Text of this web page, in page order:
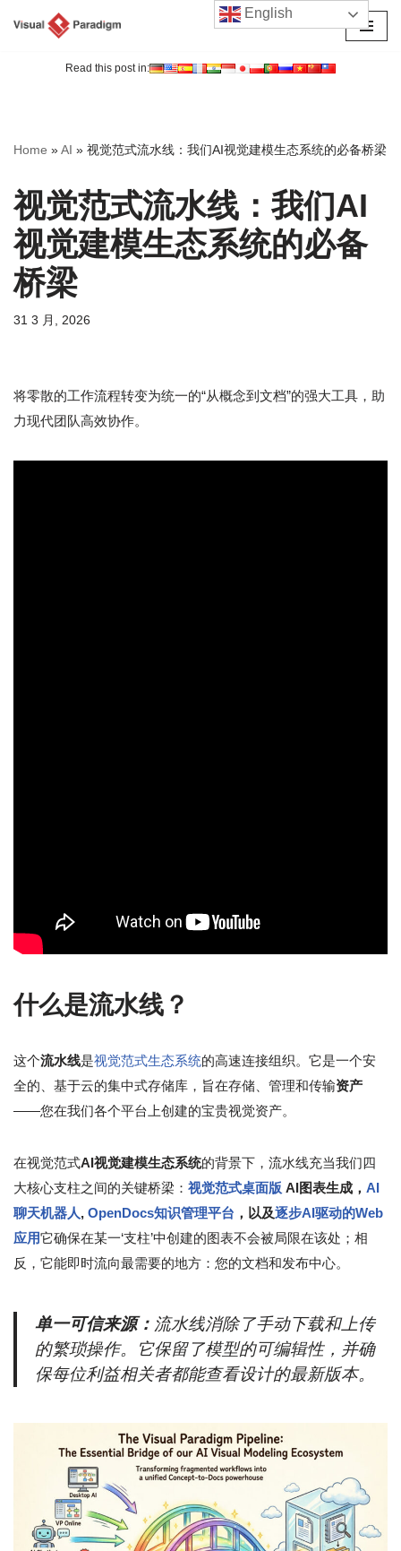
Read this post in:
Home »AI » 视觉范式流水线：我们AI视觉建模生态系统的必备桥梁
视觉范式流水线：我们AI
视觉建模生态系统的必备
桥梁
31 3 月, 2026
将零散的工作流程转变为统一的“从概念到文档”的强大工具，助
力现代团队高效协作。
什么是流水线？
这个流水线是视觉范式生态系统的高速连接组织。它是一个安
全的、基于云的集中式存储库，旨在存储、管理和传输资产
——您在我们各个平台上创建的宝贵视觉资产。
在视觉范式AI视觉建模生态系统的背景下，流水线充当我们四
大核心支柱之间的关键桥梁： 视觉范式桌面版 AI图表生成， AI
聊天机器人, OpenDocs知识管理平台 ，以及逐步AI驱动的Web
应用它确保在某一‘支柱’中创建的图表不会被局限在该处；相
反，它能即时流向最需要的地方：您的文档和发布中心。
单一可信来源： 流水线消除了手动下载和上传
的繁琐操作。它保留了模型的可编辑性，并确
保每位利益相关者都能查看设计的最新版本。
English